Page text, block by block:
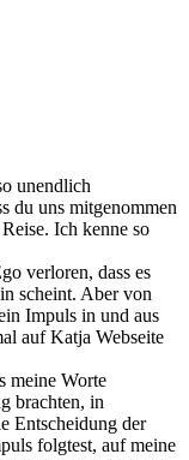
unendlich
du uns mitgenommen
Ich kenne so
verloren, dass es
scheint. Aber von
Impuls in und aus
auf Katja Webseite
meine Worte
brachten, in
Entscheidung der
folgtest, auf meine